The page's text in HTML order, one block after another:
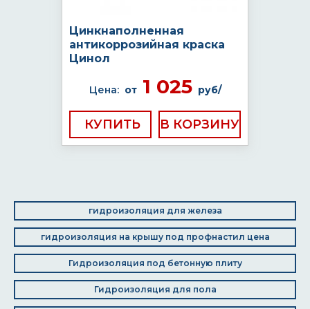
Цинкнаполненная
антикоррозийная краска
Цинол
Цена: от1 025 руб/
КУПИТЬ
гидроизоляция для железа
гидроизоляция на крышу под профнастил цена
Гидроизоляция под бетонную плиту
Гидроизоляция для пола